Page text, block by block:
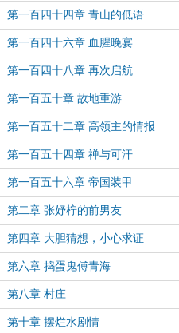
第一百四十四章 青山的低语
第一百四十六章 血腥晚宴
第一百四十八章 再次启航
第一百五十章 故地重游
第一百五十二章 高领主的情报
第一百五十四章 禅与可汗
第一百五十六章 帝国装甲
第二章 张妤柠的前男友
第四章 大胆猜想，小心求证
第六章 捣蛋鬼傅青海
第八章 村庄
第十章 摆烂水剧情